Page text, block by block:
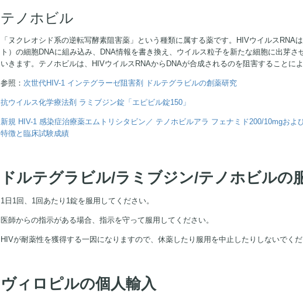
テノホビル
「ヌクレオシド系の逆転写酵素阻害薬」という種類に属する薬です。HIVウイルスRNA
ト）の細胞DNAに組み込み、DNA情報を書き換え、ウイルス粒子を新たな細胞に出芽
いきます。テノホビルは、HIVウイルスRNAからDNAが合成されるのを阻害することに
参照： 次世代HIV-1 インテグラーゼ阻害剤 ドルテグラビルの創薬研究
抗ウイルス化学療法剤 ラミブジン錠「エピビル錠150」
新規 HIV-1 感染症治療薬エムトリシタビン／ テノホビルアラ フェナミド200/10mgおよ
特徴と臨床試験成績
ドルテグラビル/ラミブジン/テノホビルの
1日1回、1回あたり1錠を服用してください。
医師からの指示がある場合、指示を守って服用してください。
HIVが耐薬性を獲得する一因になりますので、休薬したり服用を中止したりしないでくだ
ヴィロピルの個人輸入